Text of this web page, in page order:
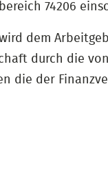
74206
dem
durch die
die der